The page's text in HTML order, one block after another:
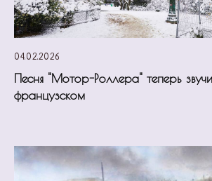
04.02.2026
Песня "Мотор-Роллера" теперь
французском